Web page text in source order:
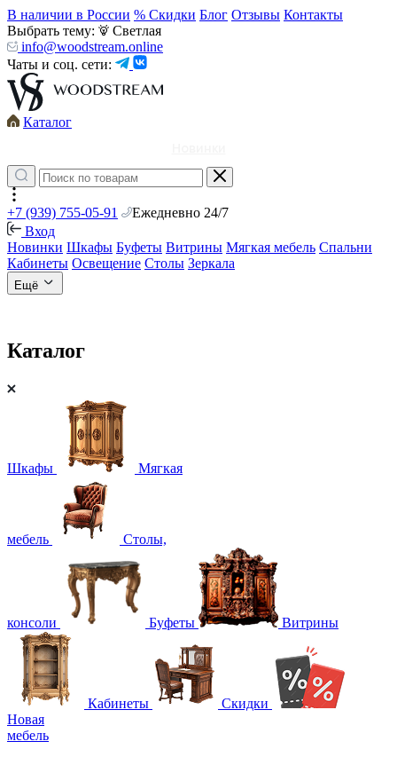
В наличии в России % Скидки Блог Отзывы Контакты
Выбрать тему:
Светлая
info@woodstream.online
Чаты и соц. сети:
Каталог
+7 (939) 755-05-91
Ежедневно 24/7
Вход
Новинки Шкафы Буфеты Витрины Мягкая мебель Спальни
Кабинеты Освещение Столы Зеркала
Ещё
Каталог
Шкафы Мягкая
мебель Столы,
консоли Буфеты Витрины
Кабинеты
Скидки
Новая
мебель